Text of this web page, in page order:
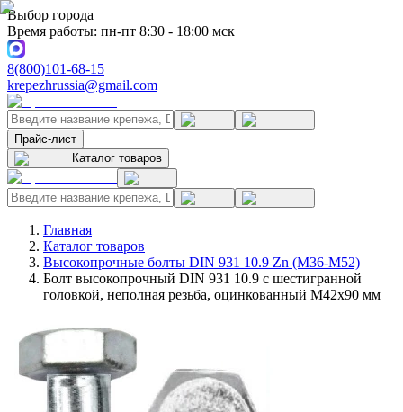
Выбор города
Время работы: пн-пт 8:30 - 18:00 мск
8(800)101-68-15
krepezhrussia@gmail.com
Прайс-лист
Каталог товаров
Главная
Каталог товаров
Высокопрочные болты DIN 931 10.9 Zn (M36-M52)
Болт высокопрочный DIN 931 10.9 с шестигранной
головкой, неполная резьба, оцинкованный M42x90 мм